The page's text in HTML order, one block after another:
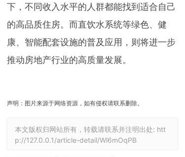
下，不同收入水平的人群都能找到适合自己
的高品质住房。而直饮水系统等绿色、健
康、智能配套设施的普及应用，则将进一步
推动房地产行业的高质量发展。
声明：图片来源于网络资源，如有侵权请联系删除。
本文版权归网站所有，转载请联系并注明出处: htt
p://127.0.0.1/article-detail/Wl6mOqPB